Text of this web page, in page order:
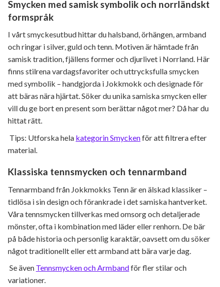
Smycken med samisk symbolik och norrländskt
formspråk
I vårt smyckesutbud hittar du halsband, örhängen, armband
och ringar i silver, guld och tenn. Motiven är hämtade från
samisk tradition, fjällens former och djurlivet i Norrland. Här
finns stilrena vardagsfavoriter och uttrycksfulla smycken
med symbolik – handgjorda i Jokkmokk och designade för
att bäras nära hjärtat. Söker du unika samiska smycken eller
vill du ge bort en present som berättar något mer? Då har du
hittat rätt.
Tips: Utforska hela kategorin Smyckenför att filtrera efter
material.
Klassiska tennsmycken och tennarmband
Tennarmband från Jokkmokks Tenn är en älskad klassiker –
tidlösa i sin design och förankrade i det samiska hantverket.
Våra tennsmycken tillverkas med omsorg och detaljerade
mönster, ofta i kombination med läder eller renhorn. De bär
på både historia och personlig karaktär, oavsett om du söker
något traditionellt eller ett armband att bära varje dag.
Se även Tennsmycken och Armbandför fler stilar och
variationer.